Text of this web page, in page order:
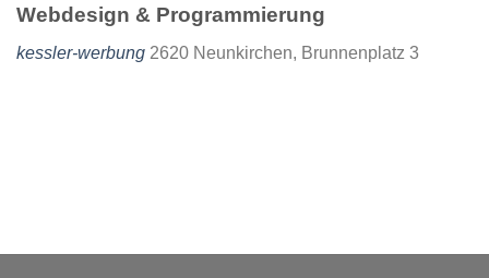
Webdesign & Programmierung
kessler-werbung 2620 Neunkirchen, Brunnenplatz 3